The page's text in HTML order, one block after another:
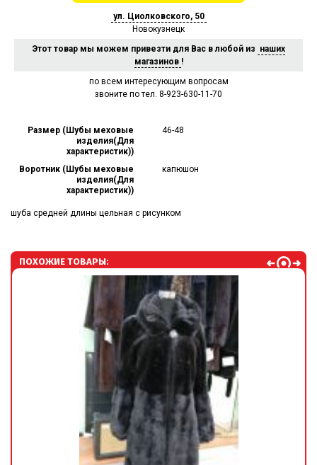
ул. Циолковского, 50
Новокузнецк
Этот товар мы можем привезти для Вас в любой из наших
магазинов !
по всем интересующим вопросам
звоните по тел. 8-923-630-11-70
Размер (Шубы меховые
изделия(Для
характеристик))
46-48
Воротник (Шубы меховые
изделия(Для
характеристик))
капюшон
шуба средней длины цельная с рисунком
ПОХОЖИЕ ТОВАРЫ: